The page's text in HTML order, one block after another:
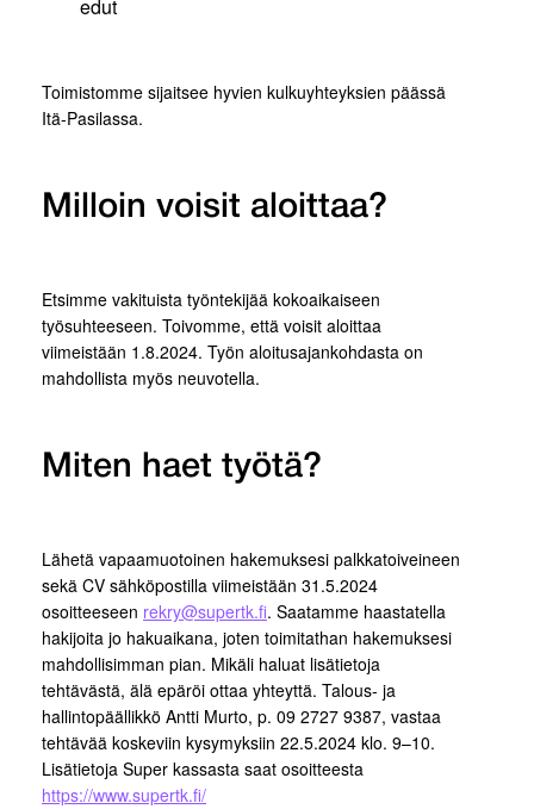
edut
Toimistomme sijaitsee hyvien kulkuyhteyksien päässä
Itä-Pasilassa.
Milloin voisit aloittaa?
Etsimme vakituista työntekijää kokoaikaiseen
työsuhteeseen. Toivomme, että voisit aloittaa
viimeistään 1.8.2024. Työn aloitusajankohdasta on
mahdollista myös neuvotella.
Miten haet työtä?
Lähetä vapaamuotoinen hakemuksesi palkkatoiveineen
sekä CV sähköpostilla viimeistään 31.5.2024
osoitteeseen rekry@supertk.fi. Saatamme haastatella
hakijoita jo hakuaikana, joten toimitathan hakemuksesi
mahdollisimman pian. Mikäli haluat lisätietoja
tehtävästä, älä epäröi ottaa yhteyttä. Talous- ja
hallintopäällikkö Antti Murto, p. 09 2727 9387, vastaa
tehtävää koskeviin kysymyksiin 22.5.2024 klo. 9–10.
Lisätietoja Super kassasta saat osoitteesta
https://www.supertk.fi/